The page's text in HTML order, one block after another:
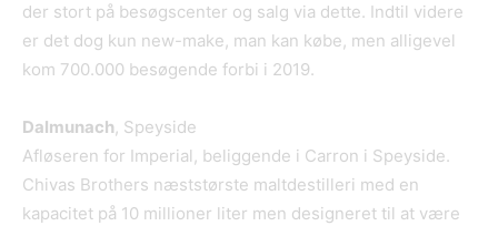
der stort på besøgscenter og salg via dette. Indtil videre
er det dog kun new-make, man kan købe, men alligevel
kom 700.000 besøgende forbi i 2019.
Dalmunach, Speyside
Afløseren for Imperial, beliggende i Carron i Speyside.
Chivas Brothers næststørste maltdestilleri med en
kapacitet på 10 millioner liter men designeret til at være